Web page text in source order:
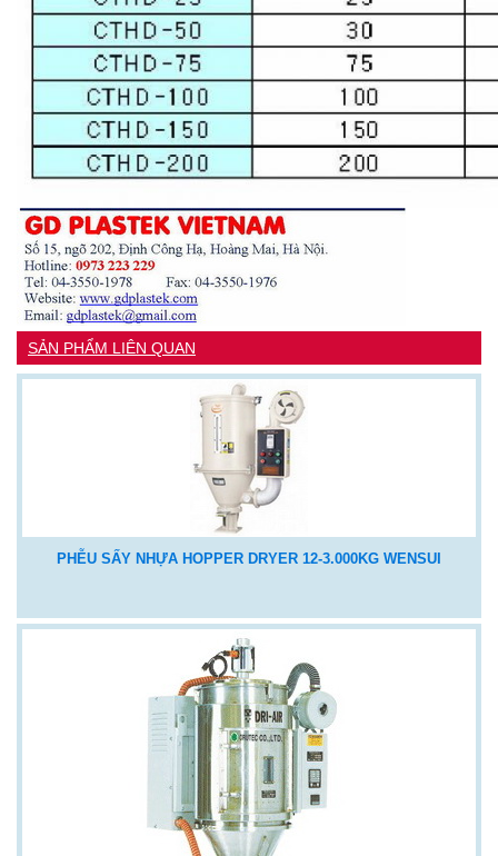
SẢN PHẨM LIÊN QUAN
PHỄU SẤY NHỰA HOPPER DRYER 12-3.000KG WENSUI